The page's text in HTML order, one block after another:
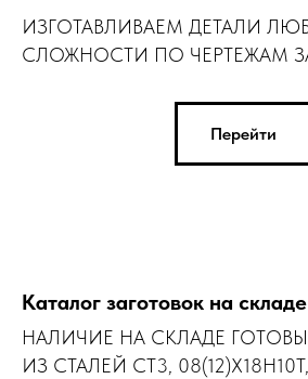
ИЗГОТАВЛИВАЕМ ДЕТАЛИ
СЛОЖНОСТИ ПО ЧЕРТЕЖАМ
Перейти
Каталог заготовок на
НАЛИЧИЕ НА СКЛАДЕ
ИЗ СТАЛЕЙ СТ3,